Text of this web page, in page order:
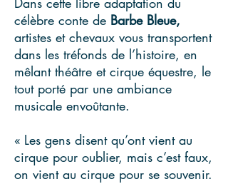
célèbre conte de Barbe Bleue,
artistes et chevaux vous transportent
dans les tréfonds de l’histoire, en
mêlant théâtre et cirque équestre, le
tout porté par une ambiance
musicale envoûtante.
« Les gens disent qu’ont vient au
cirque pour oublier, mais c’est faux,
on vient au cirque pour se souvenir.